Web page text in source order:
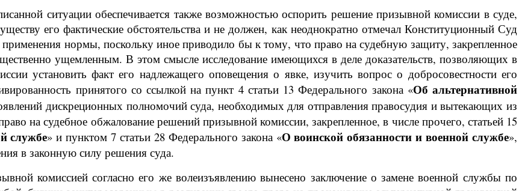
ситуации обеспечивается также возможностью оспорить решение призывной комиссии в суде,
его фактические обстоятельства и не должен, как неоднократно отмечал Конституционный Суд
нормы, поскольку иное приводило бы к тому, что право на судебную защиту, закрепленное
ущемленным. В этом смысле исследование имеющихся в деле доказательств, позволяющих в
установить факт его надлежащего оповещения о явке, изучить вопрос о добросовестности его
принятого со ссылкой на пункт 4 статьи 13 Федерального закона «Об альтернативной
дискреционных полномочий суда, необходимых для отправления правосудия и вытекающих из
на судебное обжалование решений призывной комиссии, закрепленное, в числе прочего, статьей 15
службе» и пунктом 7 статьи 28 Федерального закона «О воинской обязанности и военной службе»,
в законную силу решения суда.
комиссией согласно его же волеизъявлению вынесено заключение о замене военной службы по